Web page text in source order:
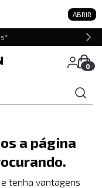
ABRIR
0
a página
tenha vantagens